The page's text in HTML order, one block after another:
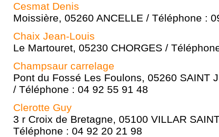
Cesmat Denis
Moissière, 05260 ANCELLE / Téléphone :
Chaix Jean-Louis
Le Martouret, 05230 CHORGES /
Champsaur carrelage
Pont du Fossé Les Foulons, 05260 SAINT
/ Téléphone : 04 92 55 91 48
Clerotte Guy
3 r Croix de Bretagne, 05100 VILLAR
Téléphone : 04 92 20 21 98